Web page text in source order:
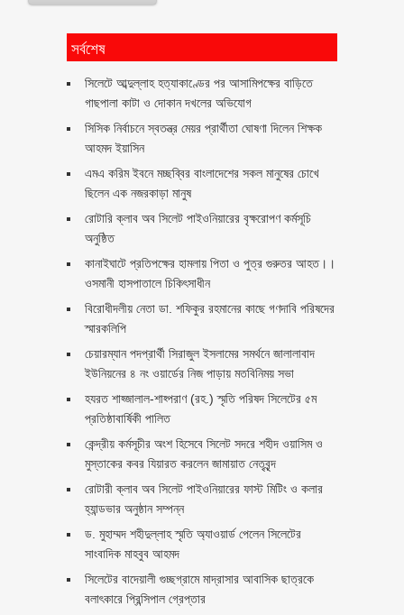
সর্বশেষ
সিলেটে আব্দুল্লাহ হত্যাকাণ্ডের পর আসামিপক্ষের বাড়িতে
গাছপালা কাটা ও দোকান দখলের অভিযোগ
সিসিক নির্বাচনে স্বতন্ত্র মেয়র প্রার্থীতা ঘোষণা দিলেন শিক্ষক
আহমদ ইয়াসিন
এমএ করিম ইবনে মচ্ছব্বির বাংলাদেশের সকল মানুষের চোখে
ছিলেন এক নজরকাড়া মানুষ ‎
রোটারি ক্লাব অব সিলেট পাইওনিয়ারের বৃক্ষরোপণ কর্মসূচি
অনুষ্ঠিত
কানাইঘাটে প্রতিপক্ষের হামলায় পিতা ও পুত্র গুরুতর আহত।।
ওসমানী হাসপাতালে চিকিৎসাধীন
বিরোধীদলীয় নেতা ডা. শফিকুর রহমানের কাছে গণদাবি পরিষদের
স্মারকলিপি ‎
চেয়ারম্যান পদপ্রার্থী সিরাজুল ইসলামের সমর্থনে জালালাবাদ
ইউনিয়নের ৪ নং ওয়ার্ডের নিজ পাড়ায় মতবিনিময় সভা
হযরত শাহ্জালাল-শাহ্পরাণ (রহ.) স্মৃতি পরিষদ সিলেটের ৫ম
প্রতিষ্ঠাবার্ষিকী পালিত ‎​
কেন্দ্রীয় কর্মসূচীর অংশ হিসেবে সিলেট সদরে শহীদ ওয়াসিম ও
মুস্তাকের কবর যিয়ারত করলেন জামায়াত নেতৃবৃন্দ ‎
রোটারী ক্লাব অব সিলেট পাইওনিয়ারের ফাস্ট মিটিং ও কলার
হ্যান্ডভার অনুষ্ঠান সম্পন্ন
ড. মুহাম্মদ শহীদুল্লাহ স্মৃতি অ্যাওয়ার্ড পেলেন সিলেটের
সাংবাদিক মাহবুব আহমদ
সিলেটের বাদেয়ালী গুচ্ছগ্রামে মাদ্রাসার আবাসিক ছাত্রকে
বলাৎকারে প্রিন্সিপাল গ্রেপ্তার ‎